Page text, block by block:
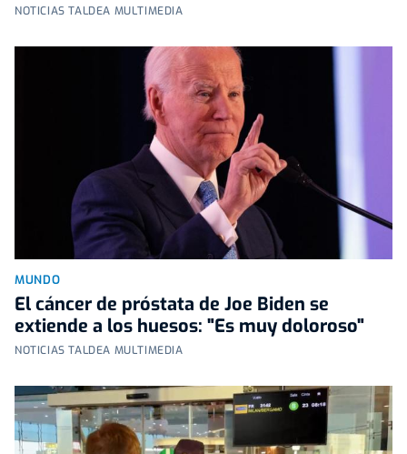
NOTICIAS TALDEA MULTIMEDIA
MUNDO
El cáncer de próstata de Joe Biden se
extiende a los huesos: "Es muy doloroso"
NOTICIAS TALDEA MULTIMEDIA